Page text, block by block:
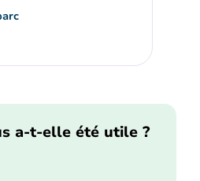
a-t-elle été utile ?